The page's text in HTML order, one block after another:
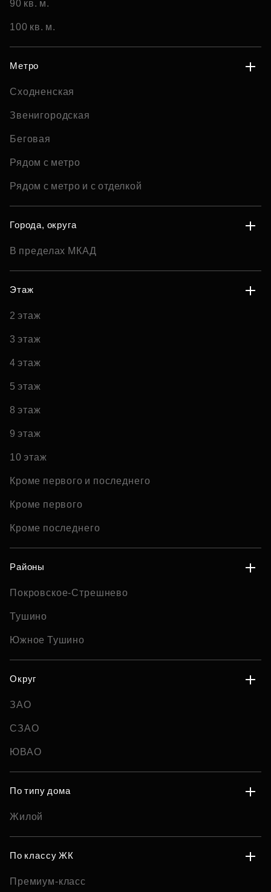
90 кв. м.
100 кв. м.
Метро
Сходненская
Звенигородская
Беговая
Рядом с метро
Рядом с метро и с отделкой
Города, округа
В пределах МКАД
Этаж
2 этаж
3 этаж
4 этаж
5 этаж
8 этаж
9 этаж
10 этаж
Кроме первого и последнего
Кроме первого
Кроме последнего
Районы
Покровское-Стрешнево
Тушино
Южное Тушино
Округ
ЗАО
СЗАО
ЮВАО
По типу дома
Жилой
По классу ЖК
Премиум-класс